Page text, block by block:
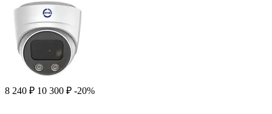
8 240 ₽ 10 300 ₽ -20%